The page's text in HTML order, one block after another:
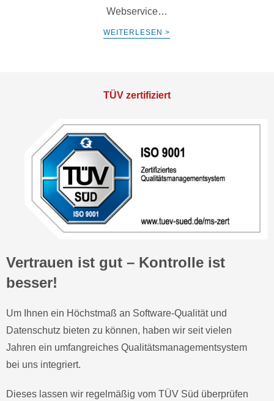
Webservice…
WEITERLESEN >
TÜV zertifiziert
Vertrauen ist gut – Kontrolle ist
besser!
Um Ihnen ein Höchstmaß an Software-Qualität und
Datenschutz bieten zu können, haben wir seit vielen
Jahren ein umfangreiches Qualitätsmanagementsystem
bei uns integriert.
Dieses lassen wir regelmäßig vom TÜV Süd überprüfen